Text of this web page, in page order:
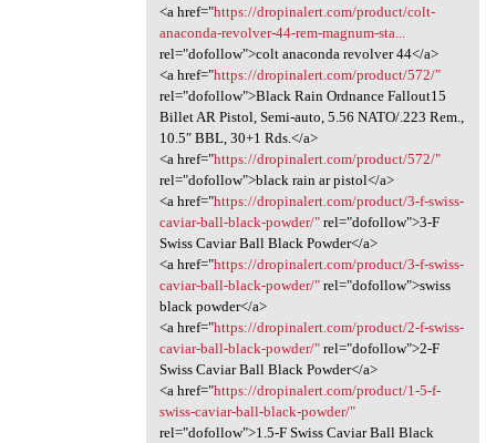
<a href="https://dropinalert.com/product/colt-
anaconda-revolver-44-rem-magnum-sta...
rel="dofollow">colt anaconda revolver 44</a>
<a href="https://dropinalert.com/product/572/"
rel="dofollow">Black Rain Ordnance Fallout15
Billet AR Pistol, Semi-auto, 5.56 NATO/.223 Rem.,
10.5″ BBL, 30+1 Rds.</a>
<a href="https://dropinalert.com/product/572/"
rel="dofollow">black rain ar pistol</a>
<a href="https://dropinalert.com/product/3-f-swiss-
caviar-ball-black-powder/"rel="dofollow">3-F
Swiss Caviar Ball Black Powder</a>
<a href="https://dropinalert.com/product/3-f-swiss-
caviar-ball-black-powder/"rel="dofollow">swiss
black powder</a>
<a href="https://dropinalert.com/product/2-f-swiss-
caviar-ball-black-powder/"rel="dofollow">2-F
Swiss Caviar Ball Black Powder</a>
<a href="https://dropinalert.com/product/1-5-f-
swiss-caviar-ball-black-powder/"
rel="dofollow">1.5-F Swiss Caviar Ball Black